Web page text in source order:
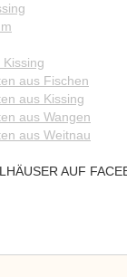
aus Fischen
aus Kissing
aus Wangen
aus Weitnau
AUF